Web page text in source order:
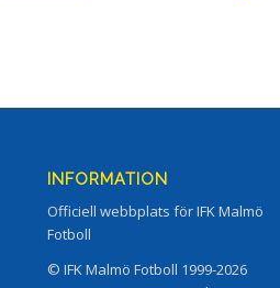
INFORMATION
Officiell webbplats för IFK Malmö
Fotboll
© IFK Malmö Fotboll 1999-2026